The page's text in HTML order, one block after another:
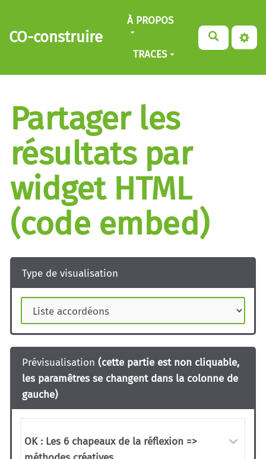
Aller au contenu principal
CO-construire
À PROPOS
TRACES
Partager les
résultats par
widget HTML
(code embed)
Type de visualisation
Prévisualisation (cette partie est non cliquable,
les paramêtres se changent dans la colonne de
gauche)